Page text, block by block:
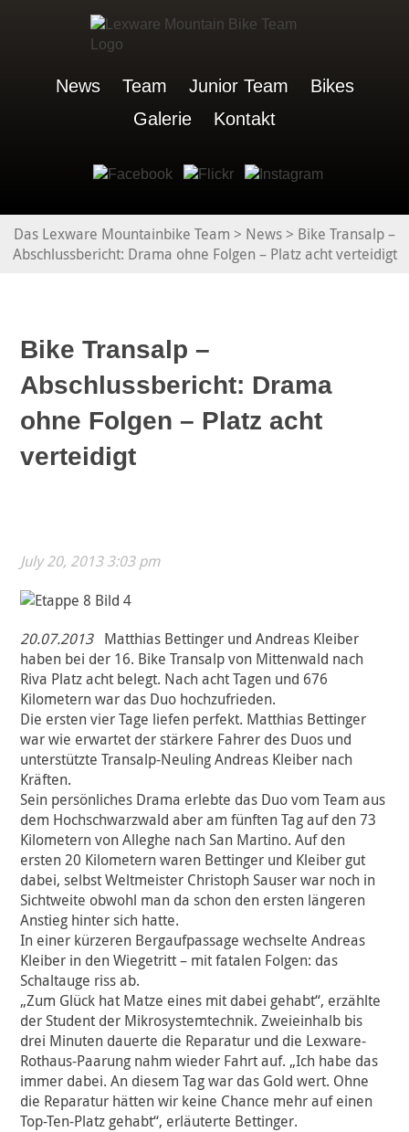
News Team Junior Team
Bikes
Galerie
Kontakt
Das Lexware Mountainbike Team > News> Bike Transalp –
Abschlussbericht: Drama ohne Folgen – Platz acht verteidigt
Bike Transalp –
Abschlussbericht: Drama
ohne Folgen – Platz acht
verteidigt
July 20, 2013 3:03 pm
20.07.2013Matthias Bettinger und Andreas Kleiber
haben bei der 16. Bike Transalp von Mittenwald nach
Riva Platz acht belegt. Nach acht Tagen und 676
Kilometern war das Duo hochzufrieden.
Die ersten vier Tage liefen perfekt. Matthias Bettinger
war wie erwartet der stärkere Fahrer des Duos und
unterstützte Transalp-Neuling Andreas Kleiber nach
Kräften.
Sein persönliches Drama erlebte das Duo vom Team aus
dem Hochschwarzwald aber am fünften Tag auf den 73
Kilometern von Alleghe nach San Martino. Auf den
ersten 20 Kilometern waren Bettinger und Kleiber gut
dabei, selbst Weltmeister Christoph Sauser war noch in
Sichtweite obwohl man da schon den ersten längeren
Anstieg hinter sich hatte.
In einer kürzeren Bergaufpassage wechselte Andreas
Kleiber in den Wiegetritt – mit fatalen Folgen: das
Schaltauge riss ab.
„Zum Glück hat Matze eines mit dabei gehabt“, erzählte
der Student der Mikrosystemtechnik. Zweieinhalb bis
drei Minuten dauerte die Reparatur und die Lexware-
Rothaus-Paarung nahm wieder Fahrt auf. „Ich habe das
immer dabei. An diesem Tag war das Gold wert. Ohne
die Reparatur hätten wir keine Chance mehr auf einen
Top-Ten-Platz gehabt“, erläuterte Bettinger.